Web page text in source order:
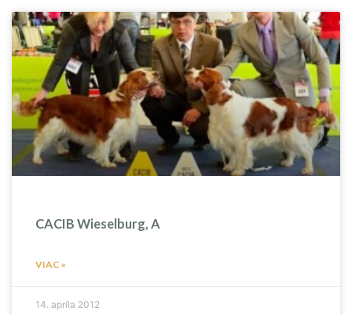
CACIB Wieselburg, A
VIAC »
14. apríla 2012